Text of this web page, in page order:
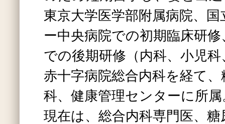
東京大学医学部附属病院、
ー中央病院での初期臨床研
での後期研修（内科、小児
赤十字病院総合内科を経て
科、健康管理センターに所属
現在は、総合内科専門医、